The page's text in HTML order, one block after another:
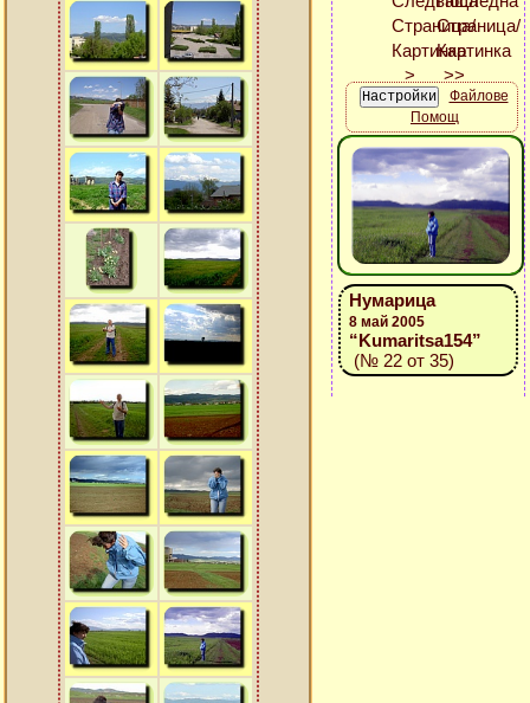
Файлове
Помощ
Нумарица
8 май 2005
“Kumaritsa154”
(№ 22 от 35)